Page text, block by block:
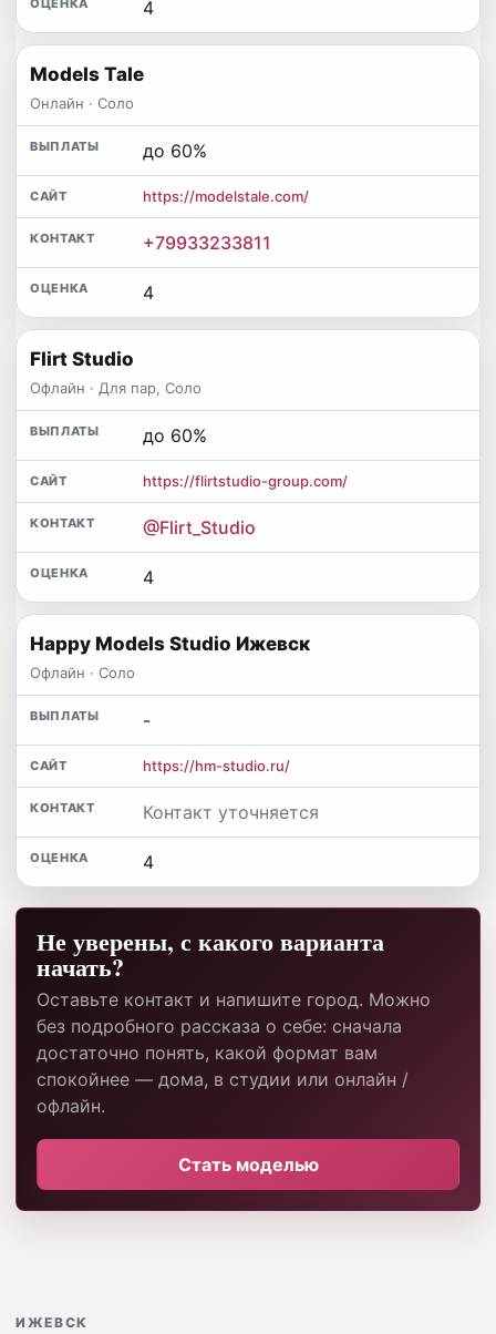
4
Models Tale
Онлайн · Соло
до 60%
https://modelstale.com/
+79933233811
4
Flirt Studio
Офлайн · Для пар, Соло
до 60%
https://flirtstudio-group.com/
@Flirt_Studio
4
Happy Models Studio Ижевск
Офлайн · Соло
-
https://hm-studio.ru/
Контакт уточняется
4
Не уверены, с какого варианта
начать?
Оставьте контакт и напишите город. Можно
без подробного рассказа о себе: сначала
достаточно понять, какой формат вам
спокойнее — дома, в студии или онлайн /
офлайн.
Стать моделью
ИЖЕВСК